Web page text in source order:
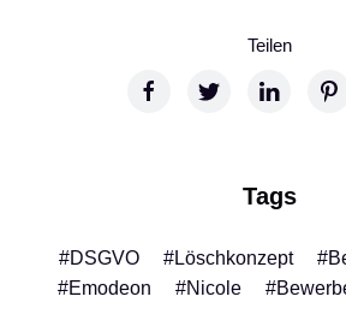
Teilen
Tags
#DSGVO #Löschkonzept
#Emodeon
#Nicole